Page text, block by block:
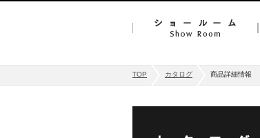
TOP カタログ 商品詳細情報